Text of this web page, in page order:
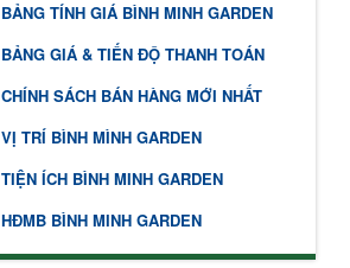
BẢNG TÍNH GIÁ BÌNH MINH GARDEN
BẢNG GIÁ & TIẾN ĐỘ THANH TOÁN
CHÍNH SÁCH BÁN HÀNG MỚI NHẤT
VỊ TRÍ BÌNH MÌNH GARDEN
TIỆN ÍCH BÌNH MINH GARDEN
HĐMB BÌNH MINH GARDEN